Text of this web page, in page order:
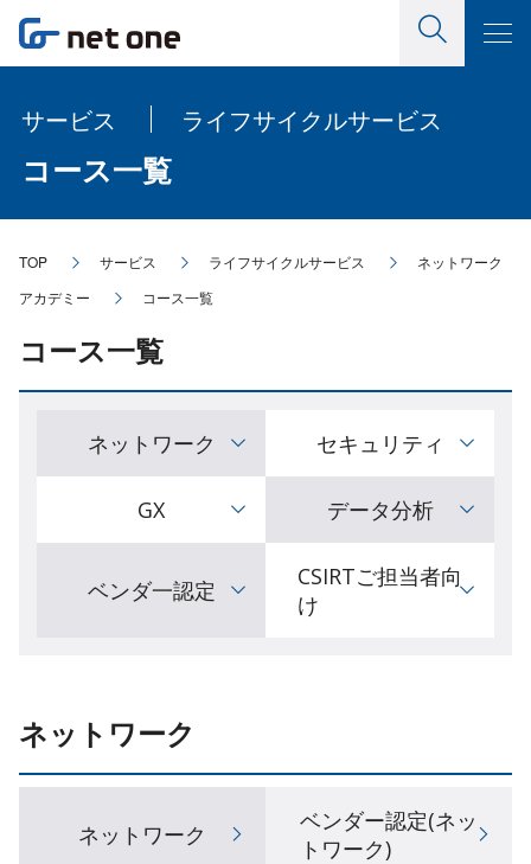
サービス ライフサイクルサービス
コース一覧
TOP サービス ライフサイクルサービス
ネットワーク
アカデミー
コース一覧
コース一覧
ネットワーク セキュリティ
GX データ分析
ベンダ一認定
CSIRTご担当者向
け
ネットワーク
ネットワーク
ベンダー認定(ネッ
トワーク)